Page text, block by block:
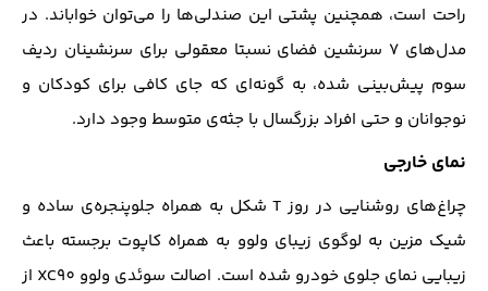
راحت است، همچنین پشتی این صندلی‌ها را می‌توان خواباند. در
مدل‌های ۷ سرنشین فضای نسبتا معقولی برای سرنشینان ردیف
سوم پیش‌بینی شده، به گونه‌ای که جای کافی برای کودکان و
نوجوانان و حتی افراد بزرگسال با جثه‌ی متوسط وجود دارد.
نمای خارجی
چراغ‌های روشنایی در روز T شکل به همراه جلوپنجره‌ی ساده و
شیک مزین به لوگوی زیبای ولوو به همراه کاپوت برجسته باعث
زیبایی نمای جلوی خودرو شده است. اصالت سوئدی ولوو XC90 از